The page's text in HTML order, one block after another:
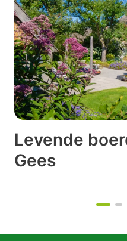
Levende
Gees